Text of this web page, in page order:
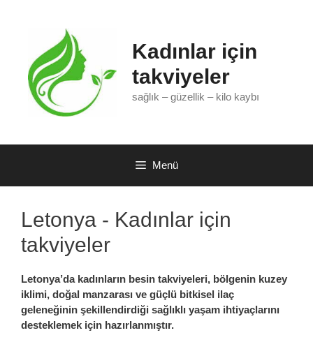
Kadınlar için
takviyeler
sağlık – güzellik – kilo kaybı
Menü
Letonya - Kadınlar için
takviyeler
Letonya’dakadınların besin takviyeleri, bölgenin kuzey
iklimi, doğal manzarası ve güçlü bitkisel ilaç
geleneğinin şekillendirdiği sağlıklı yaşam ihtiyaçlarını
desteklemek için hazırlanmıştır.